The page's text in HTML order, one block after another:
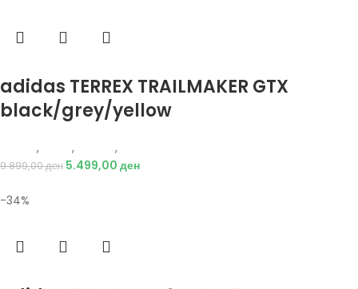
adidas TERREX TRAILMAKER GTX
black/grey/yellow
, , ,
9.899,00ден 5.499,00 ден
-34%